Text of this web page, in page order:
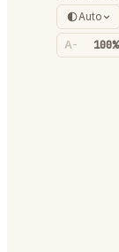
Auto
A- 100%